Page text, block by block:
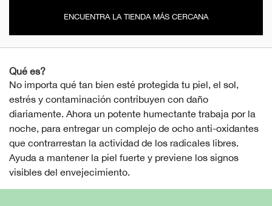
ENCUENTRA LA TIENDA MÁS CERCANA
Qué es?
No importa qué tan bien esté protegida tu piel, el sol,
estrés y contaminación contribuyen con daño
diariamente. Ahora un potente humectante trabaja por la
noche, para entregar un complejo de ocho anti-oxidantes
que contrarrestan la actividad de los radicales libres.
Ayuda a mantener la piel fuerte y previene los signos
visibles del envejecimiento.